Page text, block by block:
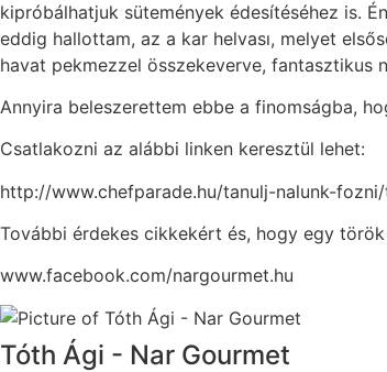
kipróbálhatjuk sütemények édesítéséhez is.
eddig hallottam, az a kar helvası, melyet
havat pekmezzel összekeverve,
Annyira beleszerettem ebbe a finomságba,
Csatlakozni az alábbi linken keresztül lehet:
http://www.chefparade.hu/tanulj-nalunk-
További érdekes cikkekért és, hogy egy
www.facebook.com/nargourmet.hu
Tóth Ági - Nar Gourmet